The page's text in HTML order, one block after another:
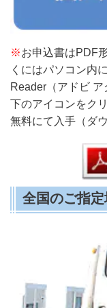
※お申込書はPDF
くにはパソコン内
Reader（アドビ ア
下のアイコンをク
無料にて入手（ダ
全国のご指